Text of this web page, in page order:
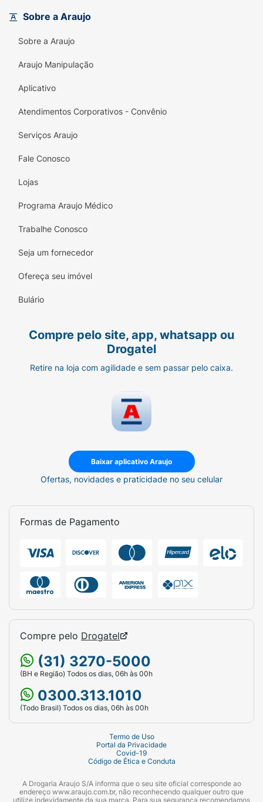
Principais Benefícios:
Grau +4,00:
precisa de máxima definição em curtas
distâncias.
Estilo Atemporal:
bulas, rótulos e realizar trabalhos manuais.
Ergonomia:
Especificações Técnicas:
Produto:
Marca:
MIÓ
Grau/Dioptria:
Cor:
detalhes.
Veja o mundo com clareza absoluta e estilo
impecável.
Sobre a Araujo
Sobre a Araujo
Araujo Manipulação
Aplicativo
Atendimentos Corporativos - Convênio
Serviços Araujo
Fale Conosco
Lojas
Programa Araujo Médico
Trabalhe Conosco
Seja um fornecedor
Ofereça seu imóvel
Bulário
Compre pelo site, app, whatsapp ou
Drogatel
Retire na loja com agilidade e sem passar pelo caixa.
Baixar aplicativo Araujo
Ofertas, novidades e praticidade no seu celular
Formas de Pagamento
Compre pelo Drogatel
(31) 3270-5000
(BH e Região) Todos os dias, 06h às 00h
0300.313.1010
(Todo Brasil) Todos os dias, 06h às 00h
Termo de Uso
Portal da Privacidade
Covid-19
Código de Ética e Conduta
A Drogaria Araujo S/A informa que o seu site oficial corresponde ao
endereço www.araujo.com.br, não reconhecendo qualquer outro que
utilize indevidamente da sua marca. Para sua segurança recomendamos